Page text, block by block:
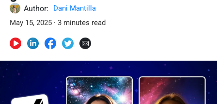
Author:
Dani Mantilla
May 15, 2025 · 3 minutes read